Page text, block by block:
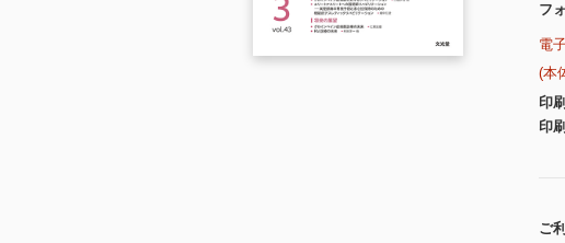
フ
電
(本
印
印
ご